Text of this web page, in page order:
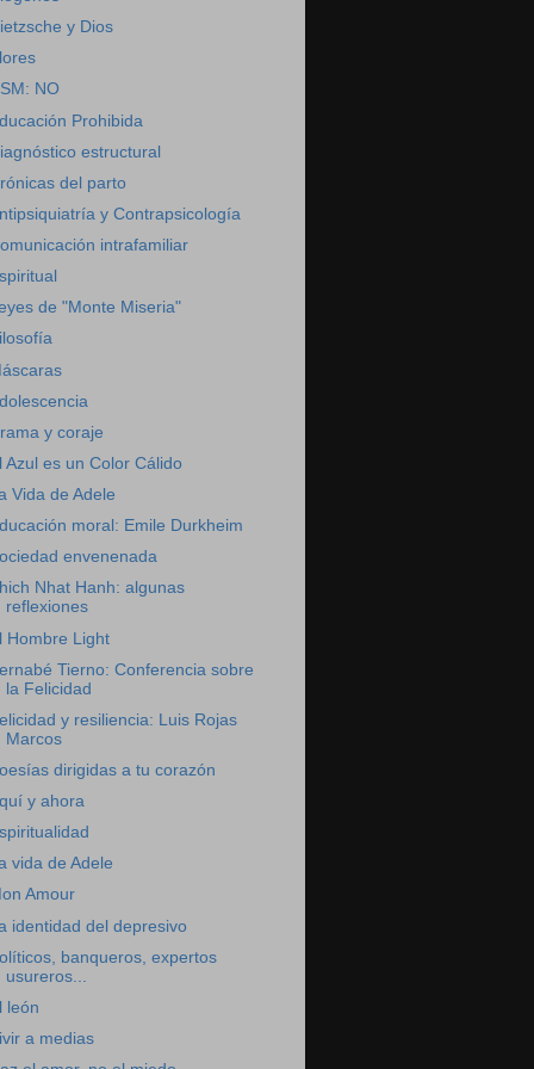
y Dios
NO
Prohibida
estructural
del parto
y Contrapsicología
intrafamiliar
de "Monte Miseria"
y coraje
Azul es un Color Cálido
Vida de Adele
moral: Emile Durkheim
envenenada
Nhat Hanh: algunas
reflexiones
Hombre Light
Tierno: Conferencia sobre
la Felicidad
y resiliencia: Luis Rojas
Marcos
dirigidas a tu corazón
y ahora
vida de Adele
Amour
identidad del depresivo
banqueros, expertos
usureros...
león
a medias